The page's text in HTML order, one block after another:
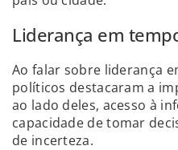
Liderança em
Ao falar sobre liderança
políticos destacaram a
ao lado deles, acesso à
capacidade de tomar
de incerteza.